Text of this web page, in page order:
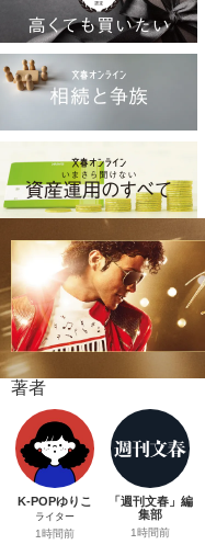
著者
K-POPゆりこ
ライター
1時間前
「週刊文春」編
集部
1時間前